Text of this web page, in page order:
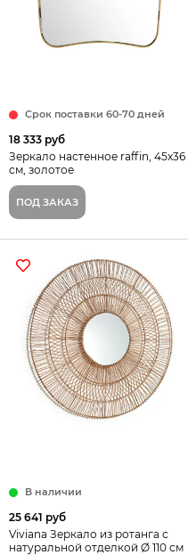
Срок поставки 60-70 дней
18 333 руб
Зеркало настенное raffin, 45х36
см, золотое
ПОД ЗАКАЗ
В наличии
25 641 руб
Viviana Зеркало из ротанга с
натуральной отделкой Ø 110 см